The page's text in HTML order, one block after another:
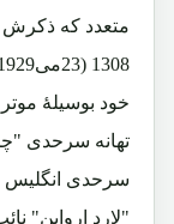
خود بوسیلۀ
تهانه سرحدی
سرحدی انگلیس
"لارد ارواین"